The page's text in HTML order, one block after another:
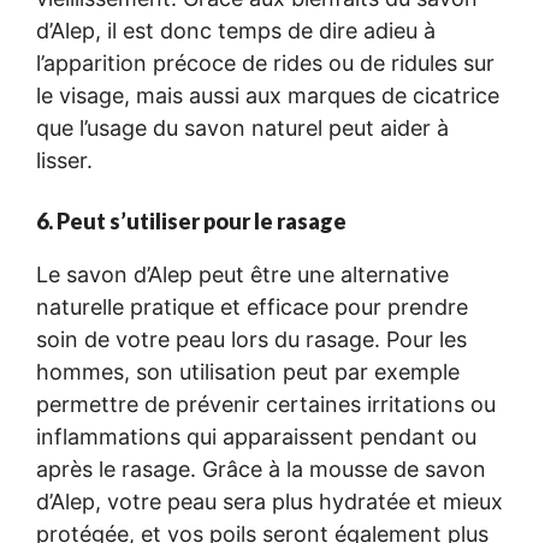
d’Alep, il est donc temps de dire adieu à
l’apparition précoce de rides ou de ridules sur
le visage, mais aussi aux marques de cicatrice
que l’usage du savon naturel peut aider à
lisser.
6. Peut s’utiliser pour le rasage
Le savon d’Alep peut être une alternative
naturelle pratique et efficace pour prendre
soin de votre peau lors du rasage. Pour les
hommes, son utilisation peut par exemple
permettre de prévenir certaines irritations ou
inflammations qui apparaissent pendant ou
après le rasage. Grâce à la mousse de savon
d’Alep, votre peau sera plus hydratée et mieux
protégée, et vos poils seront également plus